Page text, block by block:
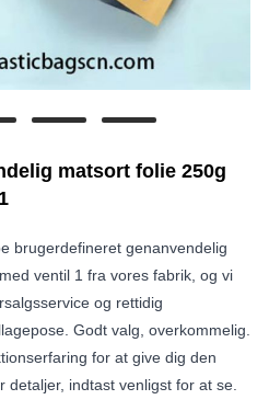
matsort folie 250g
brugerdefineret genanvendelig
ventil 1 fra vores fabrik, og vi
og rettidig
Godt valg, overkommelig.
for at give dig den
detaljer, indtast venligst for at se.